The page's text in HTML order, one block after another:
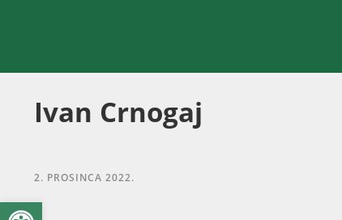
Ivan Crnogaj
2. PROSINCA 2022.
Open toolbar